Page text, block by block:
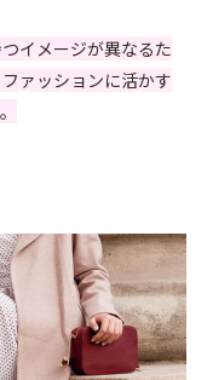
イメージが異なるた
ァッションに活かす